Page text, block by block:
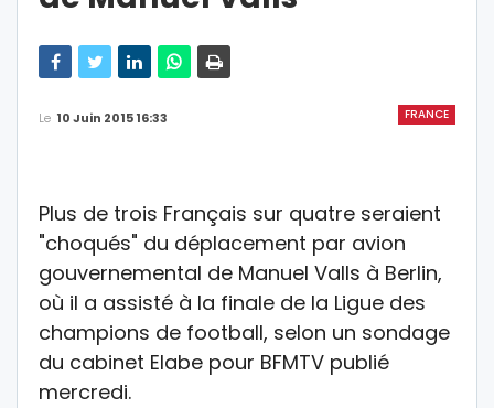
FRANCE
Le 10 Juin 2015 16:33
Plus de trois Français sur quatre seraient
"choqués" du déplacement par avion
gouvernemental de Manuel Valls à Berlin,
où il a assisté à la finale de la Ligue des
champions de football, selon un sondage
du cabinet Elabe pour BFMTV publié
mercredi.